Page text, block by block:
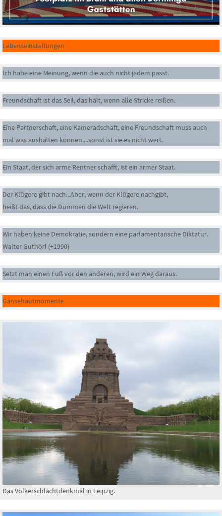
Lebenseinstellungen
Ich habe eine Meinung, wenn die auch nicht jedem passt.
Freundschaft ist das Seil, das hält, wenn alle Stricke reißen.
Eine Partnerschaft, eine Kameradschaft, eine Freundschaft muss auch
mal was aushalten können....sonst ist sie es nicht wert.
Ein Staat, der sich arme Rentner schafft, ist ein armer Staat.
Der Klügere gibt nach...Aber, wenn der Klügere nachgibt,
heißt das, dass die Dummen die Welt regieren.
Wir haben keine Demokratie, sondern eine parlamentarische Diktatur.
Walter Guthörl (+1990)
Setzt man einen Fuß vor den anderen, wird ein Weg daraus.
Gänsehautmomente
Das Völkerschlachtdenkmal in Leipzig.